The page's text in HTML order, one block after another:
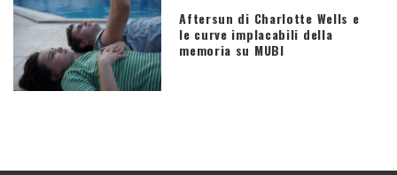
Aftersun di Charlotte Wells e
le curve implacabili della
memoria su MUBI